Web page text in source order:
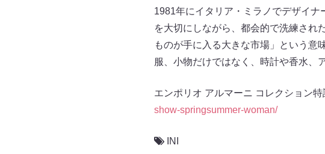
1981年にイタリア・ミラノでデザイ
を大切にしながら、都会的で洗練され
ものが手に入る大きな市場」という意
服、小物だけではなく、時計や香水、
エンポリオ アルマーニ コレクション特
show-springsummer-woman/
INI